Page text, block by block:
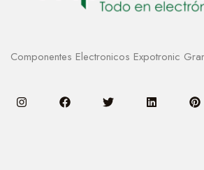
Componentes Electronicos Expotronic